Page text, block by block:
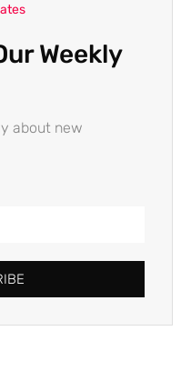
Weekly
about new